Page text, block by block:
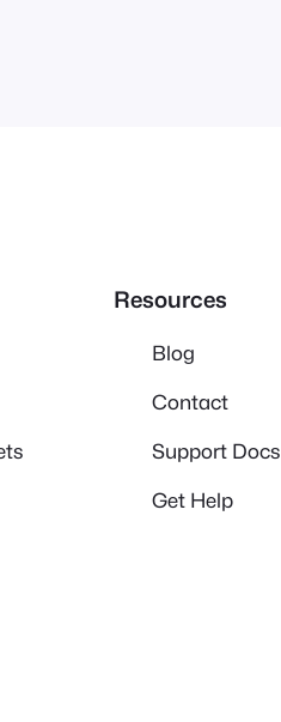
Resources
Blog
Contact
Support Docs
Get Help